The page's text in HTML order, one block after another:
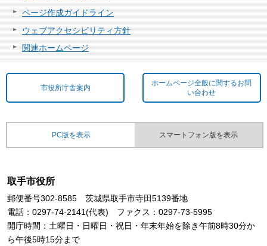
ページ作成ガイドライン
ウェブアクセシビリティ方針
関連ホームページ
市役所庁舎案内
ホームページ全般に関するお問
い合わせ
PC版を表示 スマートフォン版を表示
取手市役所
郵便番号302-8585 茨城県取手市寺田5139番地
電話：0297-74-2141(代表) ファクス：0297-73-5995
開庁時間：土曜日・日曜日・祝日・年末年始を除き午前8時30分か
ら午後5時15分まで